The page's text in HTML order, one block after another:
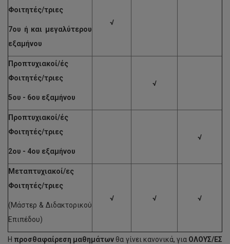
Φοιτητές/τριες
7ου ή και μεγαλύτερου
εξαμήνου
√
Προπτυχιακοί/ές
Φοιτητές/τριες
5ου - 6ου εξαμήνου
√
Προπτυχιακοί/ές
Φοιτητές/τριες
2ου - 4ου εξαμήνου
√
Μεταπτυχιακοί/ες
Φοιτητές/τριες
(Μάστερ & Διδακτορικού
Επιπέδου)
√ √ √
Η προσθαφαίρεση μαθημάτων θα γίνει κανονικά, για ΟΛΟΥΣ/ΕΣ